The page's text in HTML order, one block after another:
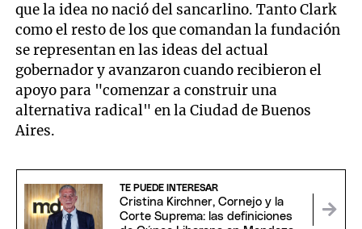
que la idea no nació del sancarlino. Tanto Clark
como el resto de los que comandan la fundación
se representan en las ideas del actual
gobernador y avanzaron cuando recibieron el
apoyo para "comenzar a construir una
alternativa radical" en la Ciudad de Buenos
Aires.
TE PUEDE INTERESAR
Cristina Kirchner, Cornejo y la
Corte Suprema: las definiciones